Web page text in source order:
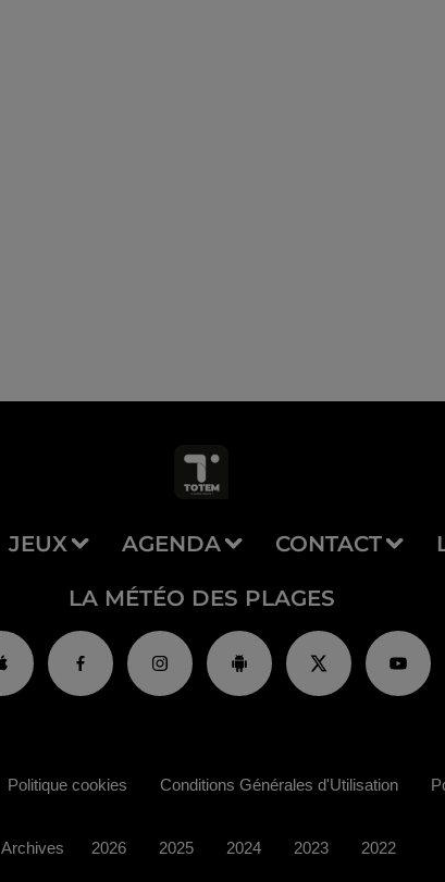
JEUX AGENDA CONTACT
LA MÉTÉO DES PLAGES
Politique cookies Conditions Générales d'Utilisation
Archives 2026 2025 2024 2023 2022